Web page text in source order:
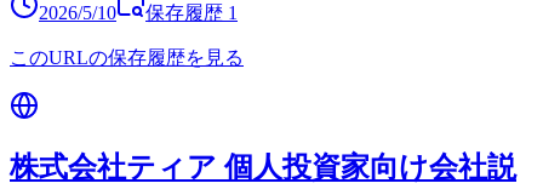
2026/5/10 保存履歴 1
このURLの保存履歴を見る
株式会社ティア 個人投資家向け会社説